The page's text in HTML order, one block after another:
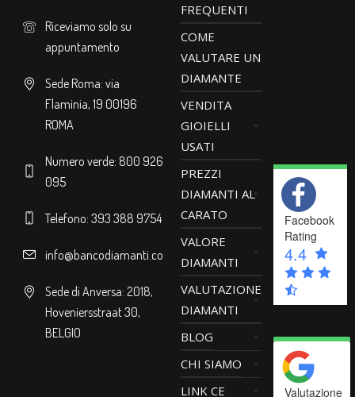
Riceviamo solo su
appuntamento
Sede Roma: via
Flaminia, 19 00196
ROMA
Numero verde: 800 926
095
Telefono: 393 388 9754
info@bancodiamanti.com
Sede di Anversa: 2018,
Hoveniersstraat 30,
BELGIO
FREQUENTI
COME
VALUTARE UN
DIAMANTE
VENDITA
GIOIELLI
USATI
PREZZI
DIAMANTI AL
CARATO
VALORE
DIAMANTI
VALUTAZIONE
DIAMANTI
BLOG
CHI SIAMO
LINK CE
Facebook
Rating
4.4
Valutazione